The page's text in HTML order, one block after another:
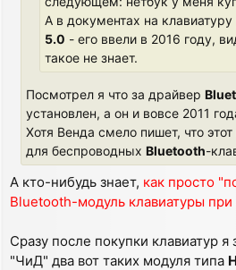
А в документах на клавиатуру
5.0 - его ввели в 2016 году,
такое не знает.
Посмотрел я что за драйвер
установлен, а он и вовсе 2011
Хотя Венда смело пишет, что
для беспроводных Bluetooth-
А кто-нибудь знает, как просто
Bluetooth-модуль клавиатуры
Сразу после покупки клавиатур я
"ЧиД" два вот таких модуля типа